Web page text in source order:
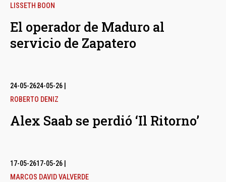
LISSETH BOON
El operador de Maduro al
servicio de Zapatero
24-05-2624-05-26
ROBERTO DENIZ
Alex Saab se perdió ‘Il Ritorno’
17-05-2617-05-26
MARCOS DAVID VALVERDE